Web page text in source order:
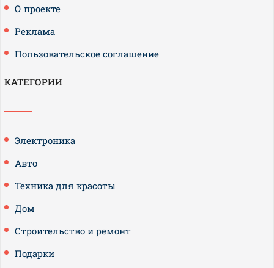
О проекте
Реклама
Пользовательское соглашение
КАТЕГОРИИ
Электроника
Авто
Техника для красоты
Дом
Строительство и ремонт
Подарки